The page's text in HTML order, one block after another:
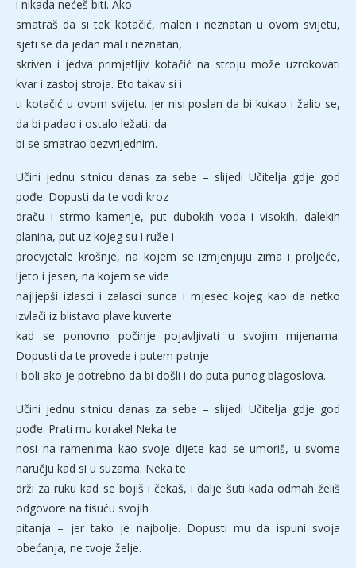
i nikada nećeš biti. Ako
smatraš da si tek kotačić, malen i neznatan u ovom svijetu,
sjeti se da jedan mal i neznatan,
skriven i jedva primjetljiv kotačić na stroju može uzrokovati
kvar i zastoj stroja. Eto takav si i
ti kotačić u ovom svijetu. Jer nisi poslan da bi kukao i žalio se,
da bi padao i ostalo ležati, da
bi se smatrao bezvrijednim.
Učini jednu sitnicu danas za sebe – slijedi Učitelja gdje god
pođe. Dopusti da te vodi kroz
draču i strmo kamenje, put dubokih voda i visokih, dalekih
planina, put uz kojeg su i ruže i
procvjetale krošnje, na kojem se izmjenjuju zima i proljeće,
ljeto i jesen, na kojem se vide
najljepši izlasci i zalasci sunca i mjesec kojeg kao da netko
izvlači iz blistavo plave kuverte
kad se ponovno počinje pojavljivati u svojim mijenama.
Dopusti da te provede i putem patnje
i boli ako je potrebno da bi došli i do puta punog blagoslova.
Učini jednu sitnicu danas za sebe – slijedi Učitelja gdje god
pođe. Prati mu korake! Neka te
nosi na ramenima kao svoje dijete kad se umoriš, u svome
naručju kad si u suzama. Neka te
drži za ruku kad se bojiš i čekaš, i dalje šuti kada odmah želiš
odgovore na tisuću svojih
pitanja – jer tako je najbolje. Dopusti mu da ispuni svoja
obećanja, ne tvoje želje.